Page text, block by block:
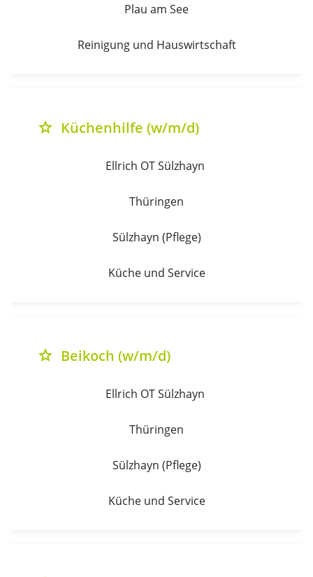
Plau am See
Reinigung und Hauswirtschaft
grade Küchenhilfe (w/m/d)
Ellrich OT Sülzhayn
Thüringen
Sülzhayn (Pflege)
Küche und Service
grade Beikoch (w/m/d)
Ellrich OT Sülzhayn
Thüringen
Sülzhayn (Pflege)
Küche und Service